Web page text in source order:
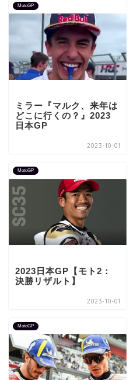
MotoGP
ミラー『マルク、来年は
どこに行くの？』2023
日本GP
2023-10-01
MotoGP
2023日本GP【モト2：
決勝リザルト】
2023-10-01
MotoGP